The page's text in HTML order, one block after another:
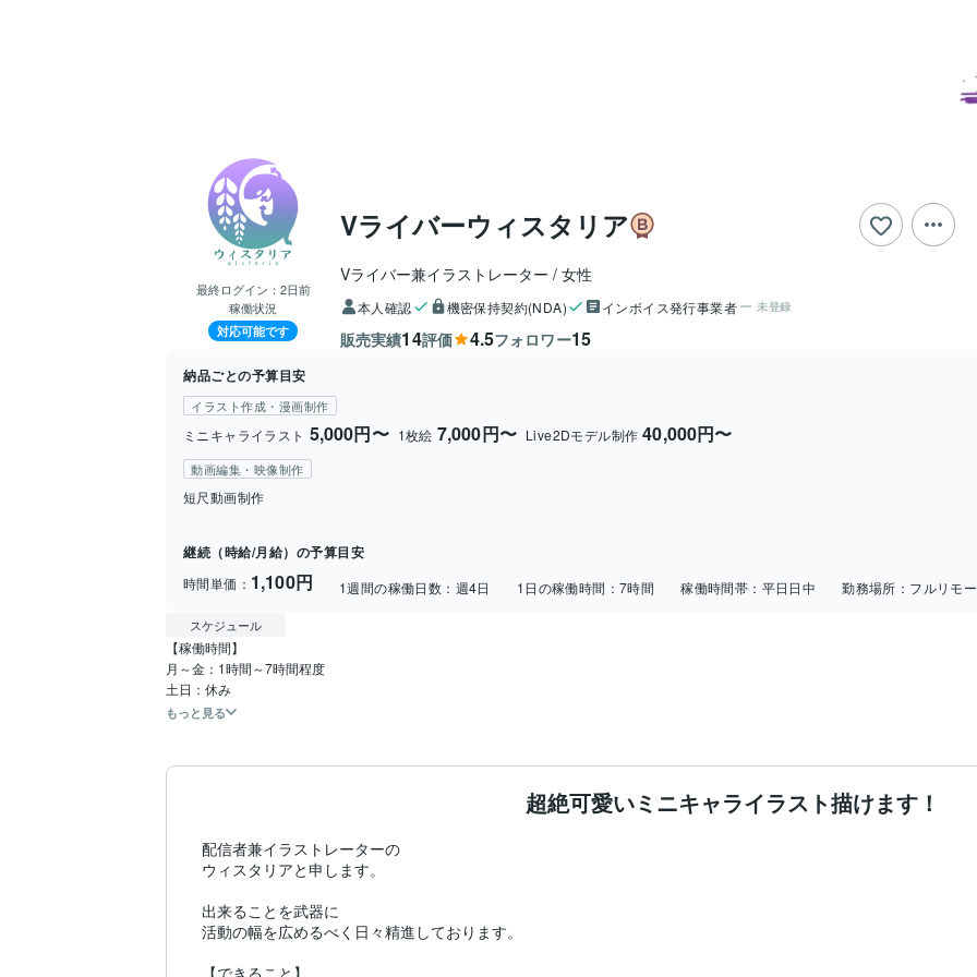
最終ログイン： 2日前
稼働状況
対応可能です
Vライバーウィスタリア
Vライバー兼イラストレーター 女性
本人確認 機密保持契約(NDA) インボイス発行事業者 未登録
販売実績14評価 4.5フォロワー15
納品ごとの予算目安
イラスト作成・漫画制作
ミニキャライラスト 5,000円〜 1枚絵 7,000円〜 Live2Dモデル制作 40,000円〜
動画編集・映像制作
短尺動画制作
継続（時給/月給）の予算目安
時間単価： 1,100円 1週間の稼働日数： 週4日 1日の稼働時間： 7時間 稼働時間帯： 平日日中 勤務場所： フルリモ
スケジュール
【稼働時間】
月～金：1時間～7時間程度
土日：休み
もっと見る
超絶可愛いミニキャライラスト描けます！
配信者兼イラストレーターの
ウィスタリアと申します。
出来ることを武器に
活動の幅を広めるべく日々精進しております。
【できること】